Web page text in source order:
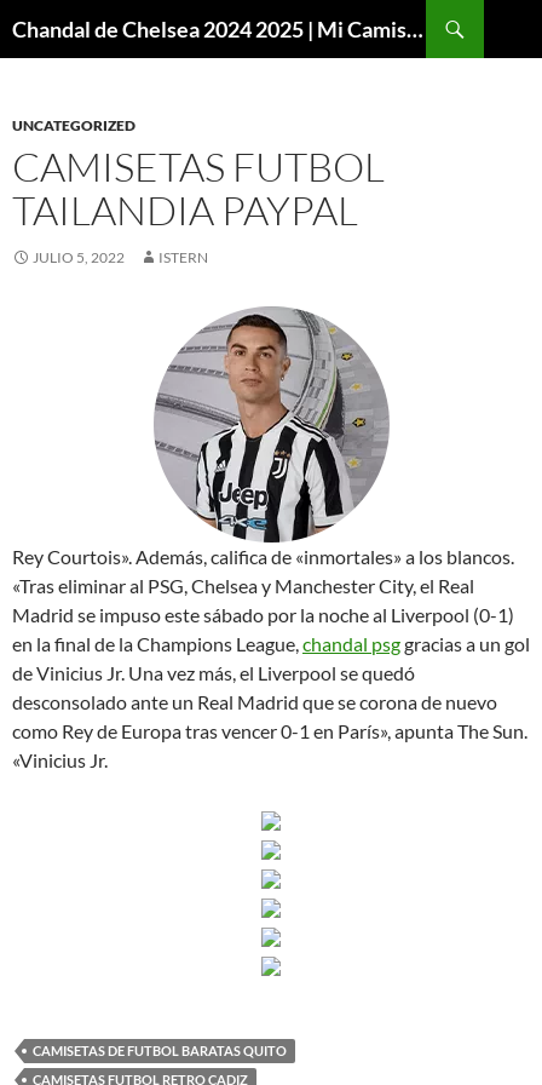
Chandal de Chelsea 2024 2025 | Mi Camiseta Futbol
UNCATEGORIZED
CAMISETAS FUTBOL
TAILANDIA PAYPAL
JULIO 5, 2022 ISTERN
Rey Courtois». Además, califica de «inmortales» a los blancos.
«Tras eliminar al PSG, Chelsea y Manchester City, el Real
Madrid se impuso este sábado por la noche al Liverpool (0-1)
en la final de la Champions League,chandal psggracias a un gol
de Vinicius Jr. Una vez más, el Liverpool se quedó
desconsolado ante un Real Madrid que se corona de nuevo
como Rey de Europa tras vencer 0-1 en París», apunta The Sun.
«Vinicius Jr.
CAMISETAS DE FUTBOL BARATAS QUITO
CAMISETAS FUTBOL RETRO CADIZ